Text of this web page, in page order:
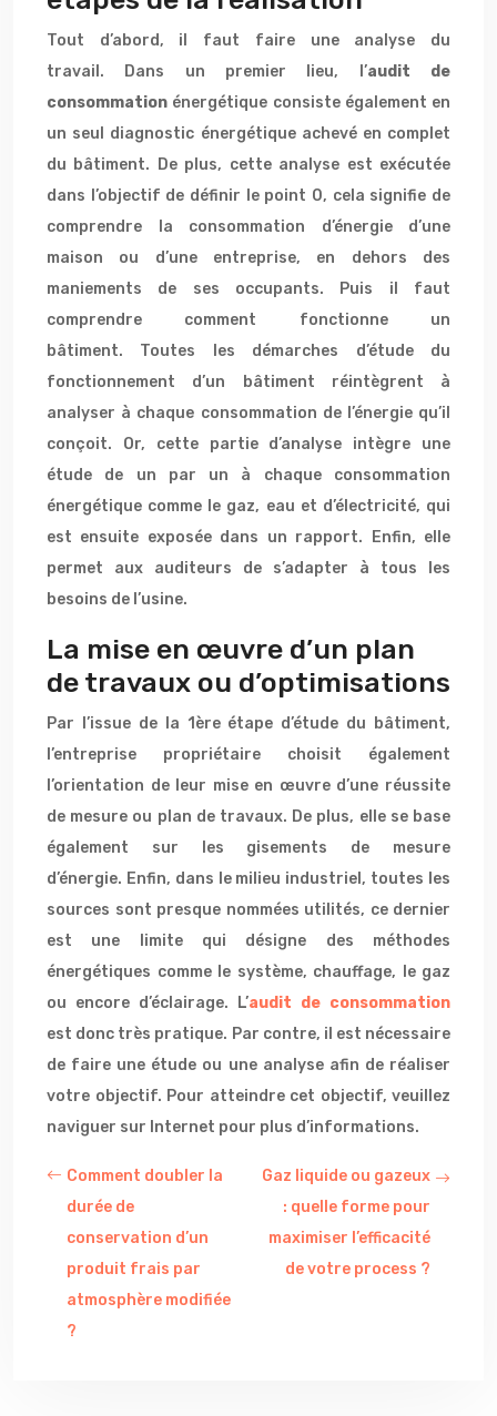
Tout d’abord, il faut faire une analyse du
travail. Dans un premier lieu, l’audit de
consommation énergétique consiste également en
un seul diagnostic énergétique achevé en complet
du bâtiment. De plus, cette analyse est exécutée
dans l’objectif de définir le point 0, cela signifie de
comprendre la consommation d’énergie d’une
maison ou d’une entreprise, en dehors des
maniements de ses occupants. Puis il faut
comprendre comment fonctionne un
bâtiment. Toutes les démarches d’étude du
fonctionnement d’un bâtiment réintègrent à
analyser à chaque consommation de l’énergie qu’il
conçoit. Or, cette partie d’analyse intègre une
étude de un par un à chaque consommation
énergétique comme le gaz, eau et d’électricité, qui
est ensuite exposée dans un rapport. Enfin, elle
permet aux auditeurs de s’adapter à tous les
besoins de l’usine.
La mise en œuvre d’un plan
de travaux ou d’optimisations
Par l’issue de la 1ère étape d’étude du bâtiment,
l’entreprise propriétaire choisit également
l’orientation de leur mise en œuvre d’une réussite
de mesure ou plan de travaux. De plus, elle se base
également sur les gisements de mesure
d’énergie. Enfin, dans le milieu industriel, toutes les
sources sont presque nommées utilités, ce dernier
est une limite qui désigne des méthodes
énergétiques comme le système, chauffage, le gaz
ou encore d’éclairage. L’audit de consommation
est donc très pratique. Par contre, il est nécessaire
de faire une étude ou une analyse afin de réaliser
votre objectif. Pour atteindre cet objectif, veuillez
naviguer sur Internet pour plus d’informations.
Comment doubler la
durée de
conservation d’un
produit frais par
atmosphère modifiée
?
Gaz liquide ou gazeux
: quelle forme pour
maximiser l’efficacité
de votre process ?